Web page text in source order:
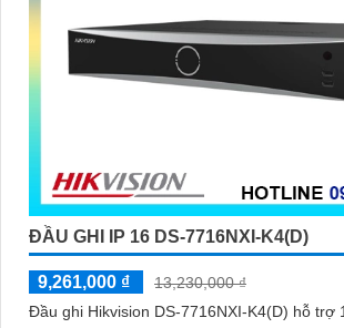
ĐẦU GHI IP 16 DS-7716NXI-K4(D)
9,261,000 ₫
13,230,000 ₫
Đầu ghi Hikvision DS-7716NXI-K4(D) hỗ trợ